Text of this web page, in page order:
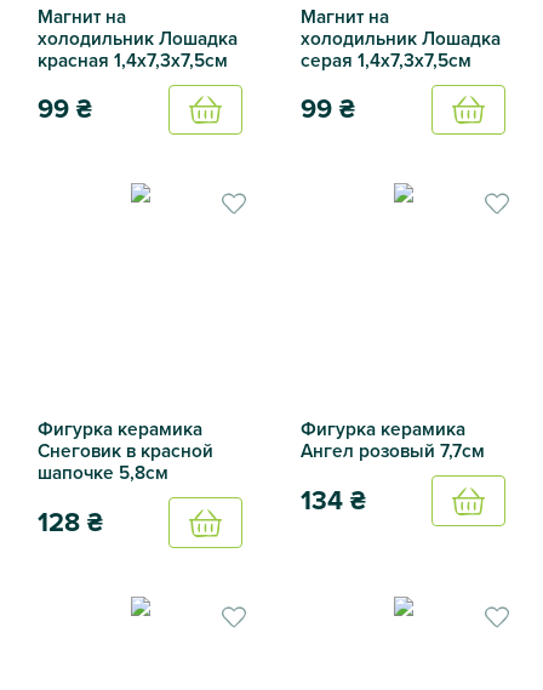
Магнит на
холодильник Лошадка
красная 1,4х7,3х7,5см
99₴
Купить
Магнит на
холодильник Лошадка
серая 1,4х7,3х7,5см
99₴
Купить
Фигурка керамика
Снеговик в красной
шапочке 5,8см
128₴
Купить
Фигурка керамика
Ангел розовый 7,7см
134₴
Купить